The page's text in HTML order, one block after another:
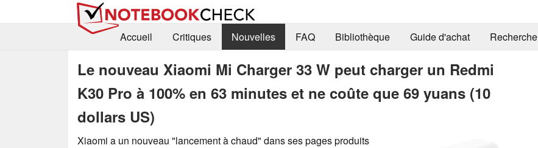
Accueil
Critiques Nouvelles FAQ Bibliothèque Guide d'achat Recherche
Le nouveau Xiaomi Mi Charger 33 W peut charger un Redmi
K30 Pro à 100% en 63 minutes et ne coûte que 69 yuans (10
dollars US)
Xiaomi a un nouveau "lancement à chaud" dans ses pages produits